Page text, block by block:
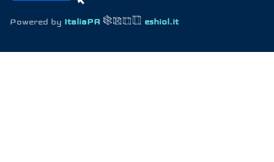
Powered by ItaliaPA eshiol.it